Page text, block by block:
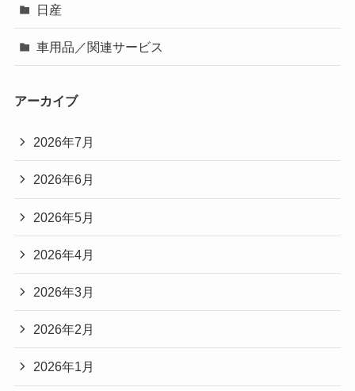
日産
車用品／関連サービス
アーカイブ
2026年7月
2026年6月
2026年5月
2026年4月
2026年3月
2026年2月
2026年1月